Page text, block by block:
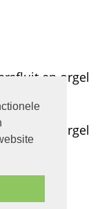
en orgel
en orgel